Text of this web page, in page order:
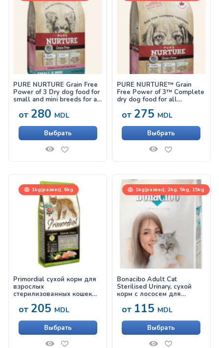
PURE NURTURE Grain Free
Power of 3 Dry dog food for
small and mini breeds for all
with split peas, сухой корм
мелких пород на всех
стадиях жизни
от 280 MDL
Выбрать
PURE NURTURE™ Grain
Free Power of 3™ Complete
dry dog food for all
with potato, сухой корм с
собак на всех стадиях
жизни
от 275 MDL
Выбрать
1kg(развес), 6kg
Primordial сухой корм для
взрослых
стерилизованных кошек
шерсти с лососем и
от 205 MDL
Выбрать
1kg(развес), 2kg, 5kg, 15kg
Bonacibo Adult Cat
Sterilised Urinary, сухой
корм с лососем для
от 115 MDL
Выбрать